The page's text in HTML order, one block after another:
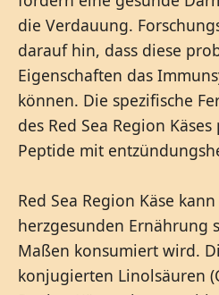
die Verdauung.
darauf hin, dass diese
Eigenschaften das
können. Die spezifische
des Red Sea Region
Peptide mit
Red Sea Region Käse
herzgesunden Ernährung
Maßen konsumiert wird.
konjugierten Linolsäuren